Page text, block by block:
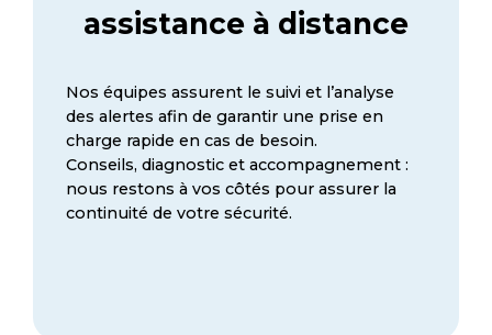
assistance à distance
Nos équipes assurent le suivi et l’analyse
des alertes afin de garantir une prise en
charge rapide en cas de besoin.
Conseils, diagnostic et accompagnement :
nous restons à vos côtés pour assurer la
continuité de votre sécurité.